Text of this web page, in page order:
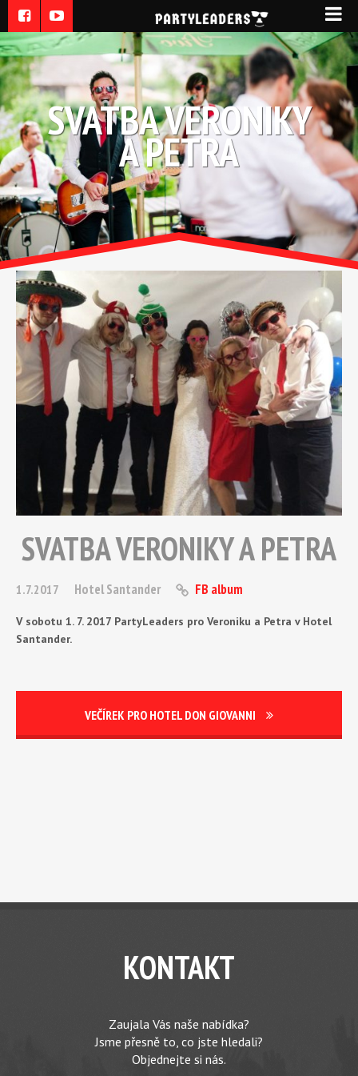
SVATBA VERONIKY
A PETRA
SVATBA VERONIKY A PETRA
1.7.2017 Hotel Santander FB album
V sobotu 1. 7. 2017 PartyLeaders pro Veroniku a Petra v Hotel
Santander.
VEČÍREK PRO HOTEL DON GIOVANNI
KONTAKT
Zaujala Vás naše nabídka?
Jsme přesně to, co jste hledali?
Objednejte si nás.